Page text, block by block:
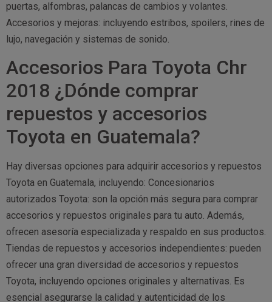
puertas, alfombras, palancas de cambios y volantes.
Accesorios y mejoras: incluyendo estribos, spoilers, rines de
lujo, navegación y sistemas de sonido.
Accesorios Para Toyota Chr
2018 ¿Dónde comprar
repuestos y accesorios
Toyota en Guatemala?
Hay diversas opciones para adquirir accesorios y repuestos
Toyota en Guatemala, incluyendo: Concesionarios
autorizados Toyota: son la opción más segura para comprar
accesorios y repuestos originales para tu auto. Además,
ofrecen asesoría especializada y respaldo en sus productos.
Tiendas de repuestos y accesorios independientes: pueden
ofrecer una gran diversidad de accesorios y repuestos
Toyota, incluyendo opciones originales y alternativas. Es
esencial asegurarse la calidad y autenticidad de los